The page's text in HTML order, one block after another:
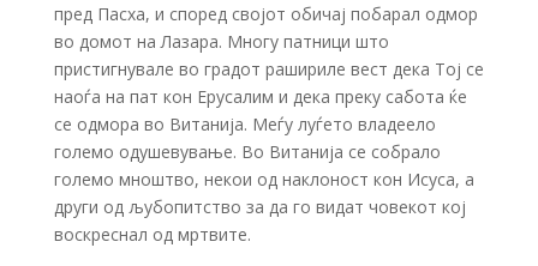
пред Пасха, и според својот обичај побарал одмор
во домот на Лазара. Многу патници што
пристигнувале во градот рашириле вест дека Тој се
наоѓа на пат кон Ерусалим и дека преку сабота ќе
се одмора во Витанија. Меѓу луѓето владеело
големо одушевување. Во Витанија се собрало
големо мноштво, некои од наклоност кон Исуса, а
други од љубопитство за да го видат човекот кој
воскреснал од мртвите.